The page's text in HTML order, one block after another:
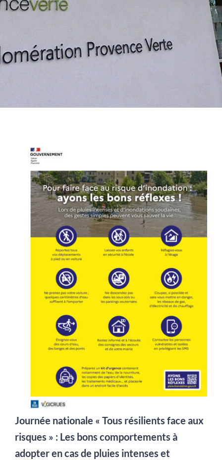
Journée nationale « Tous résilients face aux
risques » : Les bons comportements à
adopter en cas de pluies intenses et